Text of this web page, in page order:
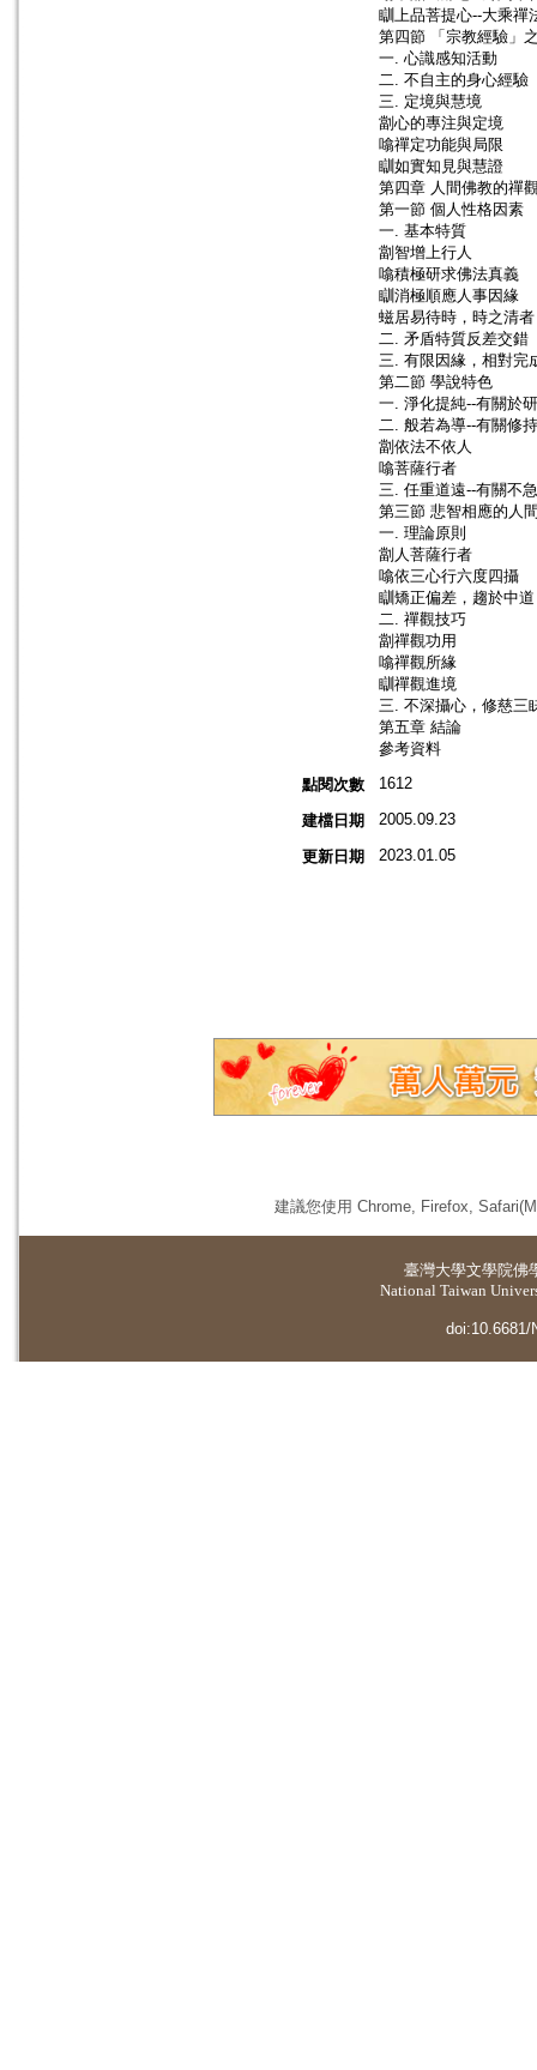
瞓上品菩提心--大乘禪
第四節 「宗教經驗」
一. 心識感知活動
二. 不自主的身心經驗
三. 定境與慧境
劏心的專注與定境
噏禪定功能與局限
瞓如實知見與慧證
第四章 人間佛教的禪
第一節 個人性格因素
一. 基本特質
劏智增上行人
噏積極研求佛法真義
瞓消極順應人事因緣
螆居易待時，時之清者
二. 矛盾特質反差交錯
三. 有限因緣，相對完
第二節 學說特色
一. 淨化提純--有關於
二. 般若為導--有關修
劏依法不依人
噏菩薩行者
三. 任重道遠--有關不
第三節 悲智相應的人
一. 理論原則
劏人菩薩行者
噏依三心行六度四攝
瞓矯正偏差，趨於中道
二. 禪觀技巧
劏禪觀功用
噏禪觀所緣
瞓禪觀進境
三. 不深攝心，修慈三
第五章 結論
參考資料
點閱次數
1612
建檔日期 2005.09.23
更新日期 2023.01.05
建議您使用 Chrome, Firefox,
臺灣大學文學院佛
National Taiwan
doi:10.6681/